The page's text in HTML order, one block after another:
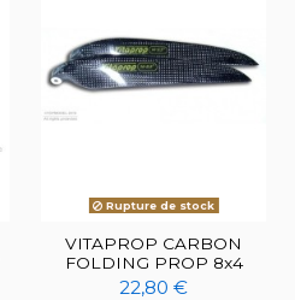
Rupture de stock
VITAPROP CARBON
FOLDING PROP 8x4
22,80 €